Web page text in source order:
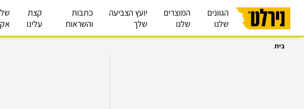
הגוונים
שלנו
המוצרים
שלנו
יועץ הצביעה
שלך
כתבות
והשראות
קצת
עלינו
בית